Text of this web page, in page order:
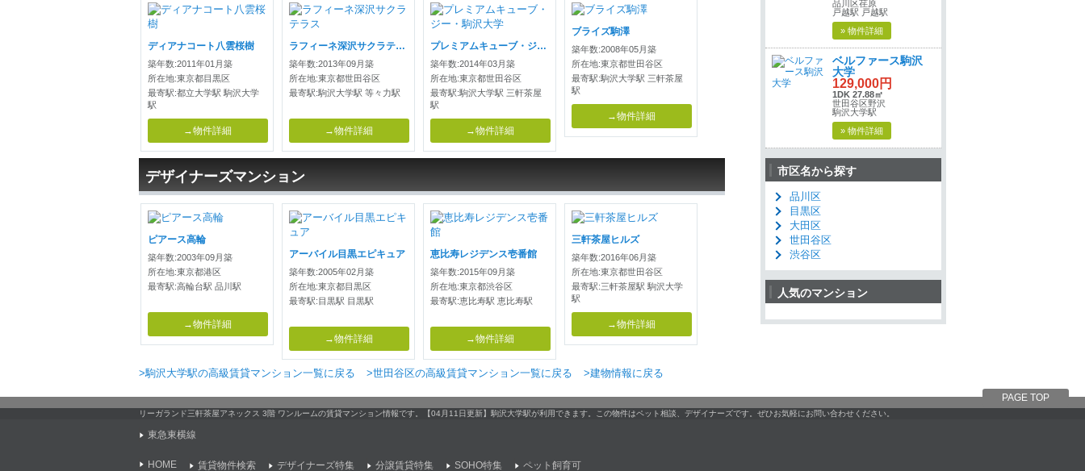
ディアナコート八雲桜樹
築年数:2011年01月築
所在地:東京都目黒区
最寄駅:都立大学駅 駒沢大学
駅
→物件詳細
ラフィーネ深沢サクラテラス
築年数:2013年09月築
所在地:東京都世田谷区
最寄駅:駒沢大学駅 等々力駅
→物件詳細
プレミアムキューブ・ジー・駒沢大学
築年数:2014年03月築
所在地:東京都世田谷区
最寄駅:駒沢大学駅 三軒茶屋
駅
→物件詳細
ブライズ駒澤
築年数:2008年05月築
所在地:東京都世田谷区
最寄駅:駒沢大学駅 三軒茶屋
駅
→物件詳細
デザイナーズマンション
ピアース高輪
築年数:2003年09月築
所在地:東京都港区
最寄駅:高輪台駅 品川駅
→物件詳細
アーバイル目黒エピキュア
築年数:2005年02月築
所在地:東京都目黒区
最寄駅:目黒駅 目黒駅
→物件詳細
恵比寿レジデンス壱番館
築年数:2015年09月築
所在地:東京都渋谷区
最寄駅:恵比寿駅 恵比寿駅
→物件詳細
三軒茶屋ヒルズ
築年数:2016年06月築
所在地:東京都世田谷区
最寄駅:三軒茶屋駅 駒沢大学
駅
→物件詳細
>駒沢大学駅の高級賃貸マンション一覧に戻る >世田谷区の高級賃貸マンション一覧に戻る >建物情報に戻る
品川区荏原
戸越駅 戸越駅
» 物件詳細
ベルファース駒沢
大学
129,000円
1DK 27.88㎡
世田谷区野沢
駒沢大学駅
» 物件詳細
市区名から探す
品川区
目黒区
大田区
世田谷区
渋谷区
人気のマンション
PAGE TOP
リーガランド三軒茶屋アネックス 3階 ワンルームの賃貸マンション情報です。【04月11日更新】駒沢大学駅が利用できます。この物件はペット相談、デザイナーズです。ぜひお気軽にお問い合わせください。
東急東横線
HOME 賃貸物件検索 デザイナーズ特集 分譲賃貸特集 SOHO特集 ペット飼育可